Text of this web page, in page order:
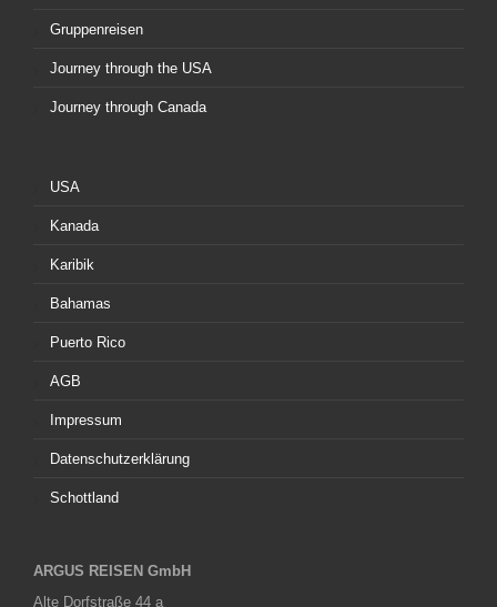
Gruppenreisen
Journey through the USA
Journey through Canada
USA
Kanada
Karibik
Bahamas
Puerto Rico
AGB
Impressum
Datenschutzerklärung
Schottland
ARGUS REISEN GmbH
Alte Dorfstraße 44 a